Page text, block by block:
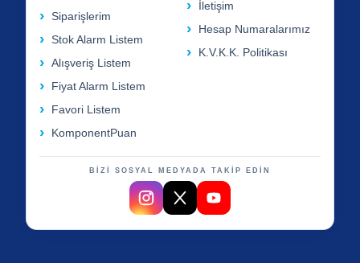
Siparişlerim
Stok Alarm Listem
Alışveriş Listem
Fiyat Alarm Listem
Favori Listem
KomponentPuan
İletişim
Hesap Numaralarımız
K.V.K.K. Politikası
BİZİ SOSYAL MEDYADA TAKİP EDİN